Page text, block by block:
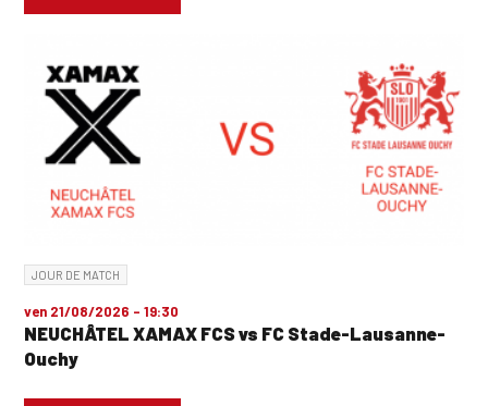
JOUR DE MATCH
ven 21/08/2026 - 19:30
NEUCHÂTEL XAMAX FCS vs FC Stade-Lausanne-
Ouchy